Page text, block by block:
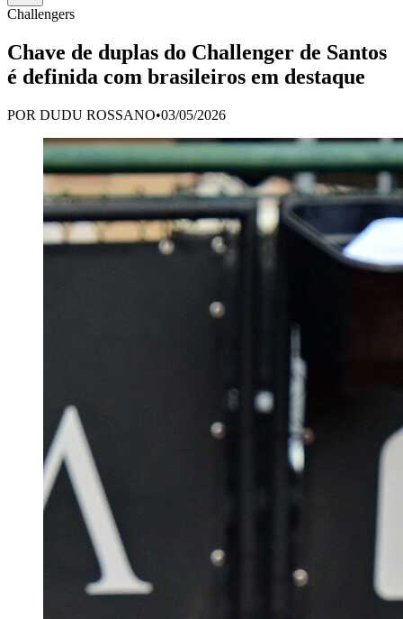
Challengers
Chave de duplas do Challenger de Santos
é definida com brasileiros em destaque
POR DUDU ROSSANO•03/05/2026